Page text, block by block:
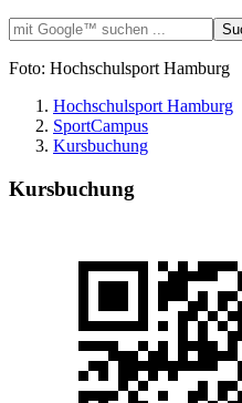
Foto: Hochschulsport Hamburg
Hochschulsport Hamburg
SportCampus
Kursbuchung
Kursbuchung